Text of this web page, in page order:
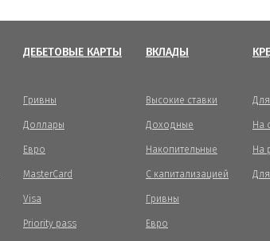
ДЕБЕТОВЫЕ КАРТЫ
Гривны
Доллары
Евро
MasterCard
Visa
Priority pass
ВКЛАДЫ
Высокие ставки
Доходные
Накопительные
С капитализацией
Гривны
Евро
На
На